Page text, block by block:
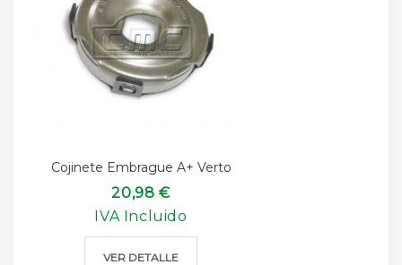
Cojinete Embrague A+ Verto
20,98 €
IVA Incluido
VER DETALLE